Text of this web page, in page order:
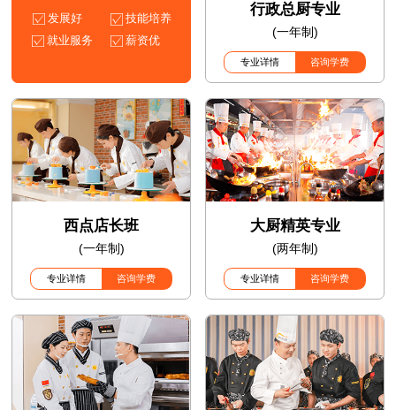
发展好
技能培养
就业服务
薪资优
行政总厨专业
(一年制)
专业详情 咨询学费
西点店长班
(一年制)
专业详情 咨询学费
大厨精英专业
(两年制)
专业详情 咨询学费